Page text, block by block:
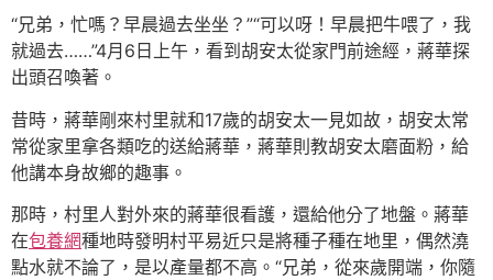
“兄弟，忙嗎？早晨過去坐坐？”“可以呀！早晨把牛喂了，我
就過去……”4月6日上午，看到胡安太從家門前途經，蔣華探
出頭召喚著。
昔時，蔣華剛來村里就和17歲的胡安太一見如故，胡安太常
常從家里拿各類吃的送給蔣華，蔣華則教胡安太磨面粉，給
他講本身故鄉的趣事。
那時，村里人對外來的蔣華很看護，還給他分了地盤。蔣華
在包養網種地時發明村平易近只是將種子種在地里，偶然澆
點水就不論了，是以產量都不高。“兄弟，從來歲開端，你隨